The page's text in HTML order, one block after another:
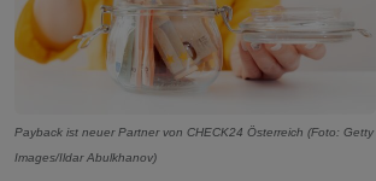
Payback ist neuer Partner von CHECK24 Österreich (Foto: Getty
Images/Ildar Abulkhanov)